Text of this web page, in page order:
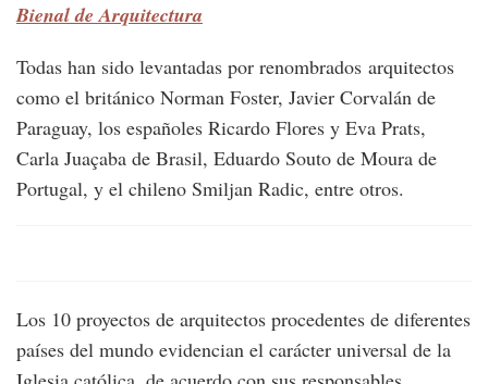
Bienal de Arquitectura
Todas han sido levantadas por renombrados arquitectos
como el británico Norman Foster, Javier Corvalán de
Paraguay, los españoles Ricardo Flores y Eva Prats,
Carla Juaçaba de Brasil, Eduardo Souto de Moura de
Portugal, y el chileno Smiljan Radic, entre otros.
Los 10 proyectos de arquitectos procedentes de diferentes
países del mundo evidencian el carácter universal de la